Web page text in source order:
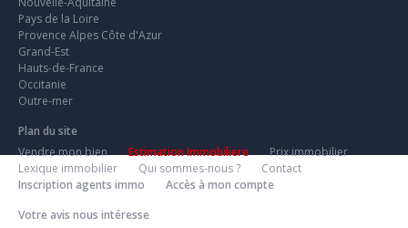
Pays de la Loire
Provence Alpes Côte d'Azur
Grand-Est
Hauts-de-France
Occitanie
Outre-mer
Plan du site
Vendre mon bien
Estimation Immobiliere
Prix immobilier
Lexique immobilier
Qui sommes-nous ?
Contact
Inscription agents immo
Accès à mon compte
Votre avis nous intéresse